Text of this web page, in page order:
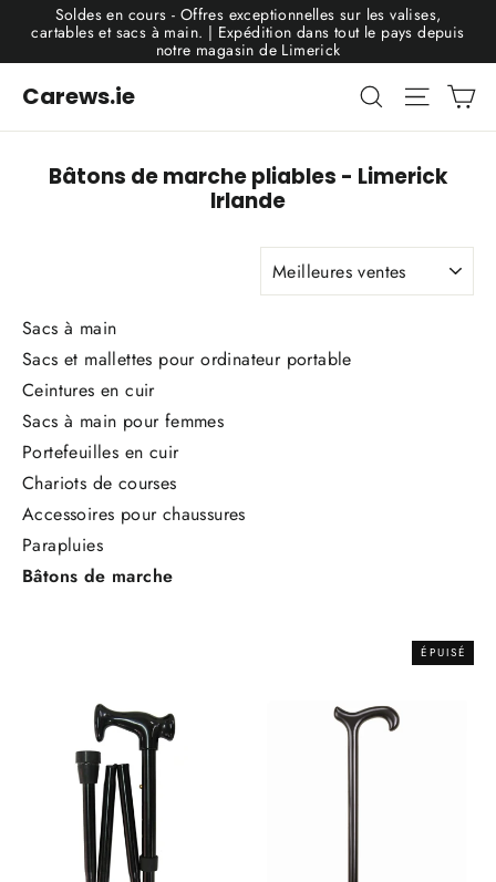
Soldes en cours - Offres exceptionnelles sur les valises,
cartables et sacs à main. | Expédition dans tout le pays depuis
notre magasin de Limerick
Carews.ie Rechercher
Bâtons de marche pliables - Limerick
Irlande
Appliquer
Sacs à main
Sacs et mallettes pour ordinateur portable
Ceintures en cuir
Sacs à main pour femmes
Portefeuilles en cuir
Chariots de courses
Accessoires pour chaussures
Parapluies
Bâtons de marche
ÉPUISÉ